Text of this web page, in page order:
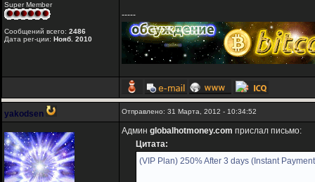
Super Member
Сообщений всего: 2486
Дата рег-ции: Нояб. 2010
-----
yakodsen Отправлено: 31 Марта, 2012 - 10:34:52
Админ globalhotmoney.com прислал письмо:
Цитата:
(VIP Plan) 250% After 3 days (Instant